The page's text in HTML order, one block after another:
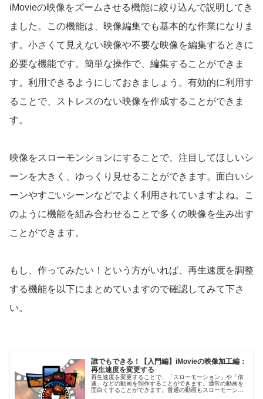
iMovieの映像をズームさせる機能に絞り込んで説明してき
ました。この機能は、映像編集でも基本的な作業になりま
す。小さくて見えない映像や不要な映像を編集するときに
必要な機能です。簡単な操作で、編集することができま
す。利用できるようにしておきましょう。有効的に利用す
ることで、ストレスのない映像を作成することができま
す。
映像をスローモンションにすることで、注目してほしいシ
ーンを大きく、ゆっくり見せることができます。面白いシ
ーンやすごいシーンなどでよく利用されていますよね。こ
のように機能を組み合わせることで多くの映像を生み出す
ことができます。
もし、作ってみたい！という方がいれば、再生速度を調整
する機能を以下にまとめていますので確認してみて下さ
い。
誰でもできる！【入門編】iMovieの映像加工編：
再生速度を変更する
再生速度を変更することで、「スローモーション」や「倍
速」などの動画を制作することができます。通常の動画を
面白くすることができます。普通の動画もスローモーショ